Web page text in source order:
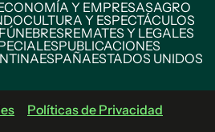
Y EMPRESASAGRO
CULTURA Y ESPECTÁCULOS
FÚNEBRESREMATES Y LEGALES
PUBLICACIONES
ESPAÑAESTADOS UNIDOS
Políticas de Privacidad